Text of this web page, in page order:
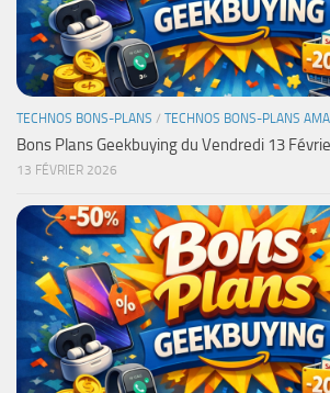
TECHNOS BONS-PLANS / TECHNOS BONS-PLANS
Bons Plans Geekbuying du Vendredi 13
13 FÉVRIER 2026